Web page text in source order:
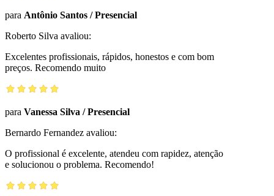
para Antônio Santos /Presencial
Roberto Silva avaliou:
Excelentes profissionais, rápidos, honestos e com bom
preços. Recomendo muito
para Vanessa Silva /Presencial
Bernardo Fernandez avaliou:
O profissional é excelente, atendeu com rapidez, atenção
e solucionou o problema. Recomendo!